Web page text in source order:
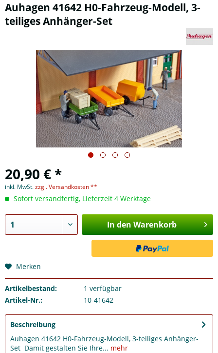
Auhagen 41642 H0-Fahrzeug-Modell, 3-
teiliges Anhänger-Set
20,90 € *
inkl. MwSt.zzgl. Versandkosten **
Sofort versandfertig, Lieferzeit 4 Werktage
In den Warenkorb
Merken
Artikelbestand: 1 verfügbar
Artikel-Nr.:
10-41642
Beschreibung
Auhagen 41642 H0-Fahrzeug-Modell, 3-teiliges Anhänger-
Set Damit gestalten Sie Ihre... mehr